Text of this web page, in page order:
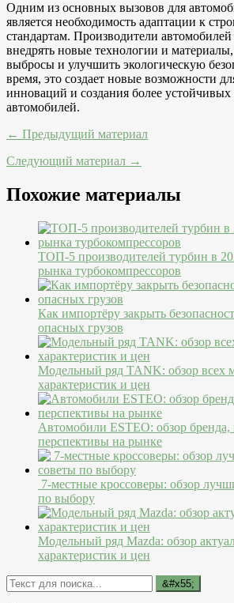
Одним из основных вызовов для
является необходимость адаптации к
стандартам. Производители
внедрять новые технологии и
выбросы и улучшить экологическую
время, это создает новые возможности
инноваций и создания более
автомобилей.
← Предыдущий материал
Следующий материал →
Похожие материалы
ТОП-5 производителей турбин в
рынка турбокомпрессоров
Как импортёру закрыть
опасных грузов
Модельный ряд TANK: обзор всех
характеристик и цен
Автомобили ESTEO: обзор бренда,
перспективы на рынке
7-местные кроссоверы: обзор
по выбору
Модельный ряд Mazda: обзор
характеристик и цен